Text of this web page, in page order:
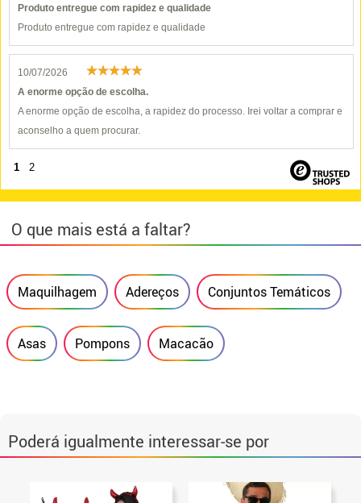
Produto entregue com rapidez e qualidade
Produto entregue com rapidez e qualidade
10/07/2026
A enorme opção de escolha.
A enorme opção de escolha, a rapidez do processo. Irei voltar a comprar e
aconselho a quem procurar.
1 2
O que mais está a faltar?
Maquilhagem Adereços Conjuntos Temáticos
Asas Pompons Macacão
Poderá igualmente interessar-se por